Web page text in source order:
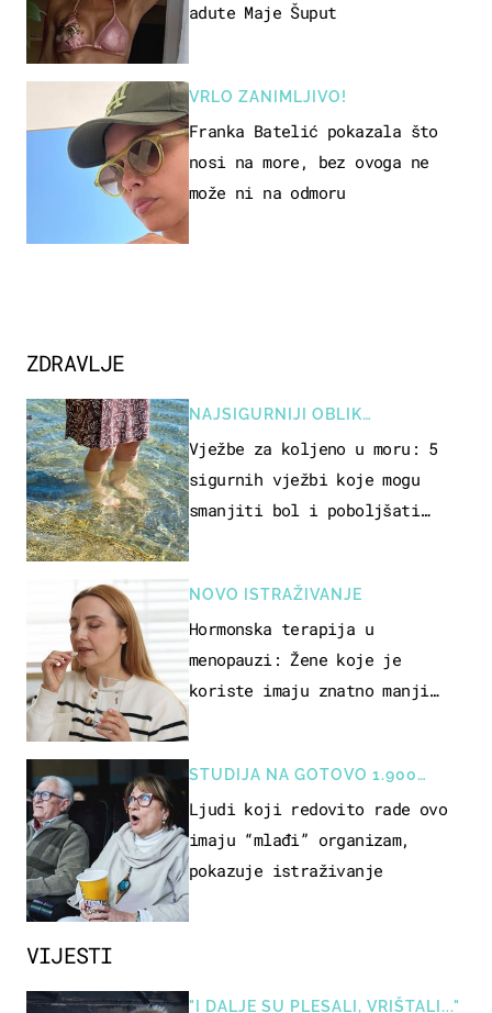
VIJESTI
"I DALJE SU PLESALI, VRIŠTALI..."
adute Maje Šuput
VRLO ZANIMLJIVO!
Franka Batelić pokazala što
nosi na more, bez ovoga ne
može ni na odmoru
ZDRAVLJE
NAJSIGURNIJI OBLIK
REKREACIJE
Vježbe za koljeno u moru: 5
sigurnih vježbi koje mogu
smanjiti bol i poboljšati
NOVO ISTRAŽIVANJE
Hormonska terapija u
menopauzi: Žene koje je
koriste imaju znatno manji
STUDIJA NA GOTOVO 1.900
OSOBA
Ljudi koji redovito rade ovo
imaju “mlađi” organizam,
pokazuje istraživanje